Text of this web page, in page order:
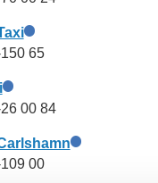
65
00 84
00